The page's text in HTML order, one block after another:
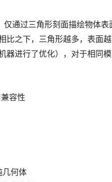
仅通过三角形刻面描绘物体
比之下，三角形越多，表面
器进行了优化），对于相同
容性
几何体